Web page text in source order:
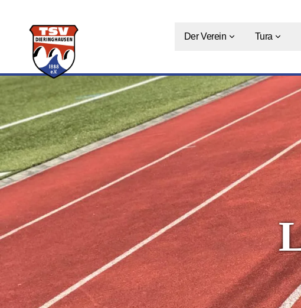
Der Verein Tura